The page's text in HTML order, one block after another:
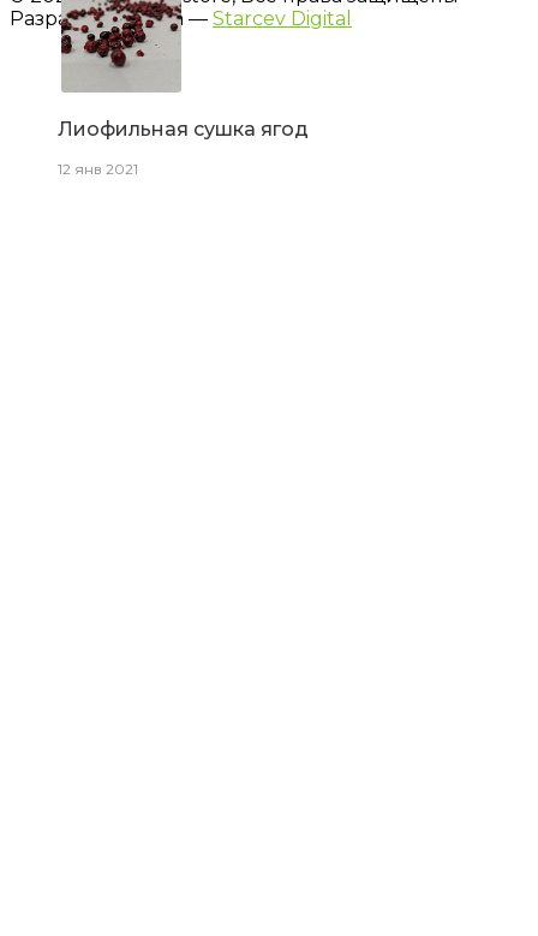
Лиофильная сушка ягод
12 янв 2021
Разработка сайта — Starcev Digital